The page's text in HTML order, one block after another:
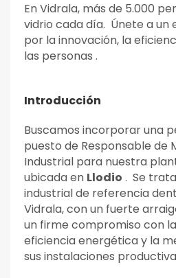
En Vidrala, más de 5.000
vidrio cada día. Únete a un
por la innovación, la
las personas .
Introducción
Buscamos incorporar una
puesto de Responsable de
Industrial para nuestra
ubicada en Llodio . Se
industrial de referencia
Vidrala, con un fuerte
un firme compromiso con
eficiencia energética y la
sus instalaciones